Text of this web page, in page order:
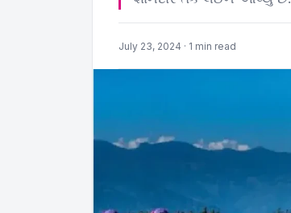
July 23, 2024 · 1 min read